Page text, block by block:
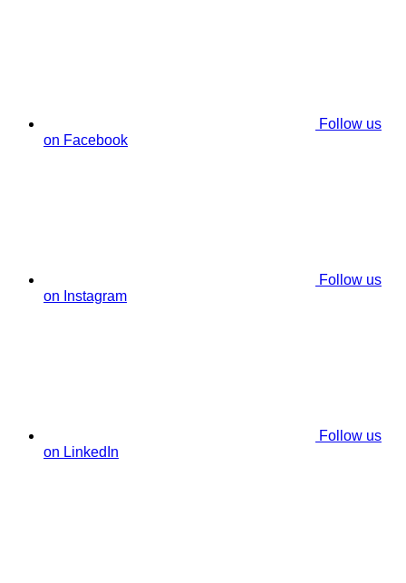
Follow us
on Facebook
Follow us
on Instagram
Follow us
on LinkedIn